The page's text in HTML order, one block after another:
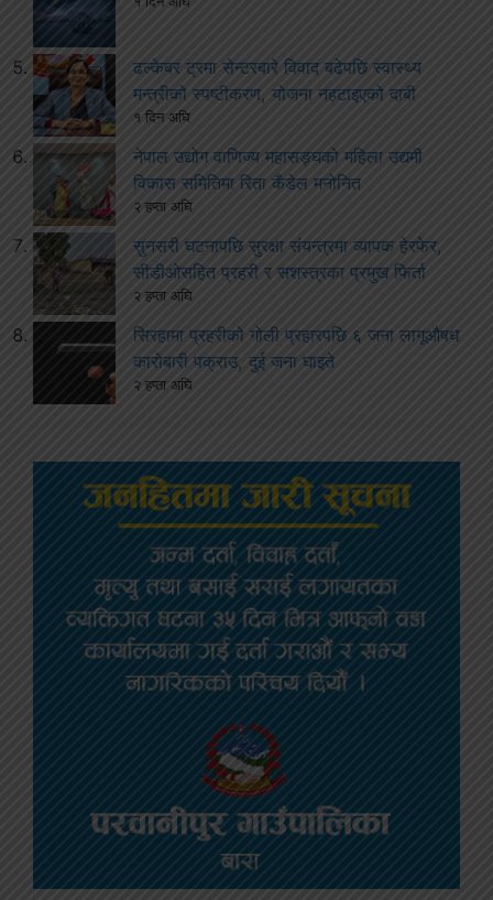
ढल्केबर ट्रमा सेन्टरबारे विवाद बढेपछि स्वास्थ्य
मन्त्रीको स्पष्टीकरण, योजना नहटाइएको दाबी
१ दिन अघि
नेपाल उद्योग वाणिज्य महासङ्घको महिला उद्यमी
विकास समितिमा रिता कँडेल मनोनित
२ हप्ता अघि
सुनसरी घटनापछि सुरक्षा संयन्त्रमा व्यापक हेरफेर,
सीडीओसहित प्रहरी र सशस्त्रका प्रमुख फिर्ता
२ हप्ता अघि
सिरहामा प्रहरीको गोली प्रहारपछि ६ जना लागूऔषध
कारोबारी पक्राउ, दुई जना घाइते
२ हप्ता अघि